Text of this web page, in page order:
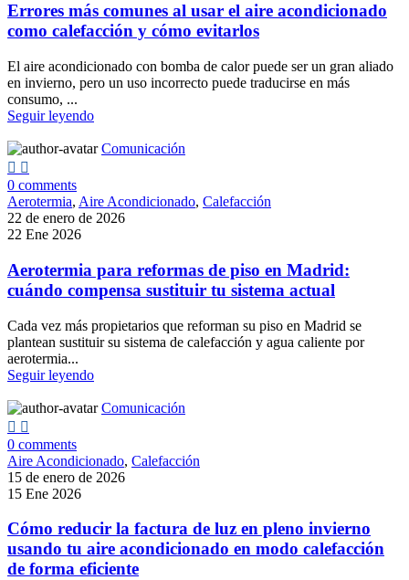
Errores más comunes al usar el aire acondicionado
como calefacción y cómo evitarlos
El aire acondicionado con bomba de calor puede ser un gran aliado
en invierno, pero un uso incorrecto puede traducirse en más
consumo, ...
Seguir leyendo
Comunicación
0 comments
Aerotermia, Aire Acondicionado, Calefacción
22 de enero de 2026
22 Ene 2026
Aerotermia para reformas de piso en Madrid:
cuándo compensa sustituir tu sistema actual
Cada vez más propietarios que reforman su piso en Madrid se
plantean sustituir su sistema de calefacción y agua caliente por
aerotermia...
Seguir leyendo
Comunicación
0 comments
Aire Acondicionado, Calefacción
15 de enero de 2026
15 Ene 2026
Cómo reducir la factura de luz en pleno invierno
usando tu aire acondicionado en modo calefacción
de forma eficiente